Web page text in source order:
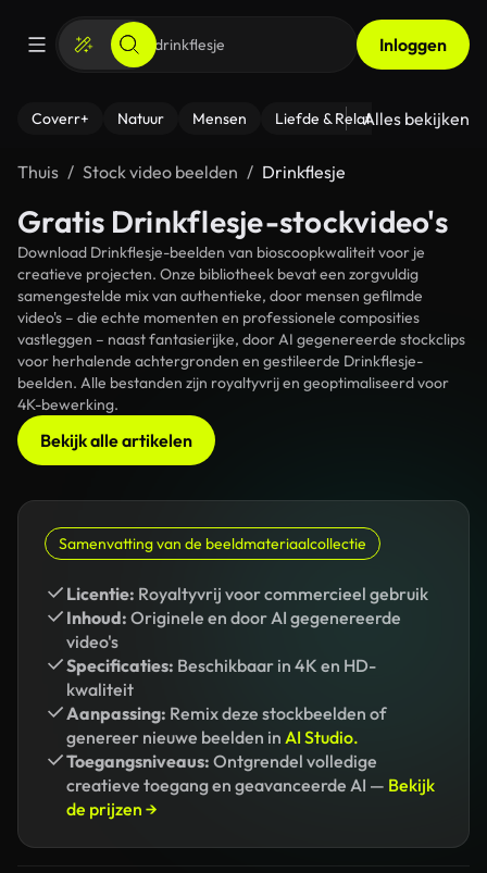
Inloggen
Coverr+ Natuur Mensen Liefde & Relaties - Fitness
Alles bekijken
Thuis Stock video beelden Drinkflesje
Gratis Drinkflesje-stockvideo's
Download Drinkflesje-beelden van bioscoopkwaliteit voor je
creatieve projecten. Onze bibliotheek bevat een zorgvuldig
samengestelde mix van authentieke, door mensen gefilmde
video's – die echte momenten en professionele composities
vastleggen – naast fantasierijke, door AI gegenereerde stockclips
voor herhalende achtergronden en gestileerde Drinkflesje-
beelden. Alle bestanden zijn royaltyvrij en geoptimaliseerd voor
4K-bewerking.
Bekijk alle artikelen
Samenvatting van de beeldmateriaalcollectie
Licentie: Royaltyvrij voor commercieel gebruik
Inhoud: Originele en door AI gegenereerde
video's
Specificaties: Beschikbaar in 4K en HD-
kwaliteit
Aanpassing: Remix deze stockbeelden of
genereer nieuwe beelden in AI Studio.
Toegangsniveaus: Ontgrendel volledige
creatieve toegang en geavanceerde AI — Bekijk
de prijzen →